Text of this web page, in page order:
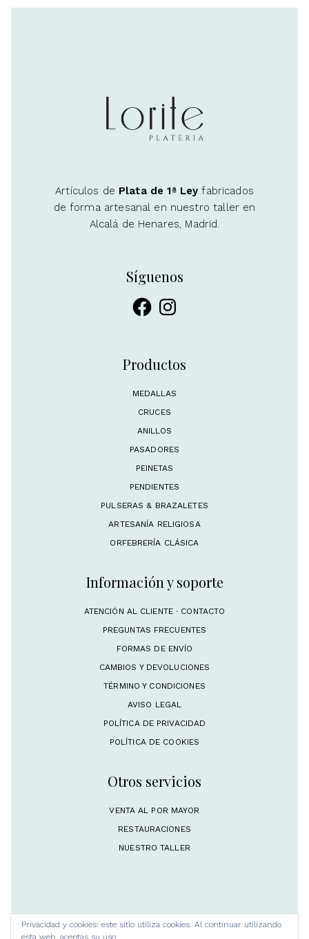
Artículos de Plata de 1ª Ley fabricados
de forma artesanal en nuestro taller en
Alcalá de Henares, Madrid.
Síguenos
FacebookInstagram
Productos
MEDALLAS
CRUCES
ANILLOS
PASADORES
PEINETAS
PENDIENTES
PULSERAS & BRAZALETES
ARTESANÍA RELIGIOSA
ORFEBRERÍA CLÁSICA
Información y soporte
ATENCIÓN AL CLIENTE · CONTACTO
PREGUNTAS FRECUENTES
FORMAS DE ENVÍO
CAMBIOS Y DEVOLUCIONES
TÉRMINO Y CONDICIONES
AVISO LEGAL
POLÍTICA DE PRIVACIDAD
POLÍTICA DE COOKIES
Otros servicios
VENTA AL POR MAYOR
RESTAURACIONES
NUESTRO TALLER
Privacidad y cookies: este sitio utiliza cookies. Al continuar utilizando
esta web, aceptas su uso.